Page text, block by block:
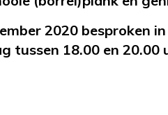
2020 besproken
tussen 18.00 en 20.00